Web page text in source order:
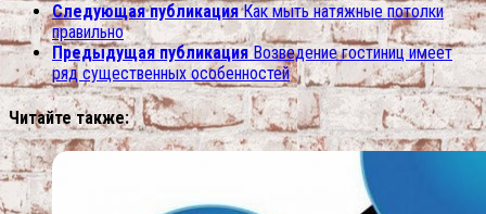
Следующая публикация Как мыть натяжные потолки
правильно
Предыдущая публикация Возведение гостиниц имеет
ряд существенных особенностей
Читайте также: